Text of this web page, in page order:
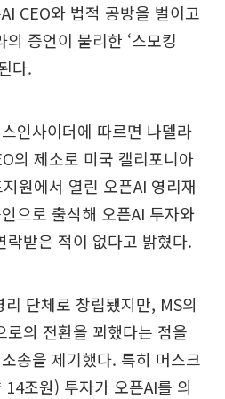
CEO와 법적 공방을 벌이고
증언이 불리한 ‘스모킹
다.
인사이더에 따르면 나델라
의 제소로 미국 캘리포니아
원에서 열린 오픈AI 영리재
으로 출석해 오픈AI 투자와
락받은 적이 없다고 밝혔다.
단체로 창립됐지만, MS의
의 전환을 꾀했다는 점을
송을 제기했다. 특히 머스크
조원) 투자가 오픈AI를 의